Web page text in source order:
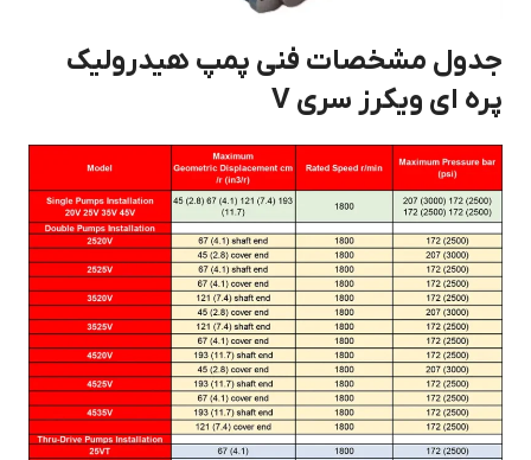
جدول مشخصات فنی پمپ هیدرولیک
پره ای ویکرز سری V